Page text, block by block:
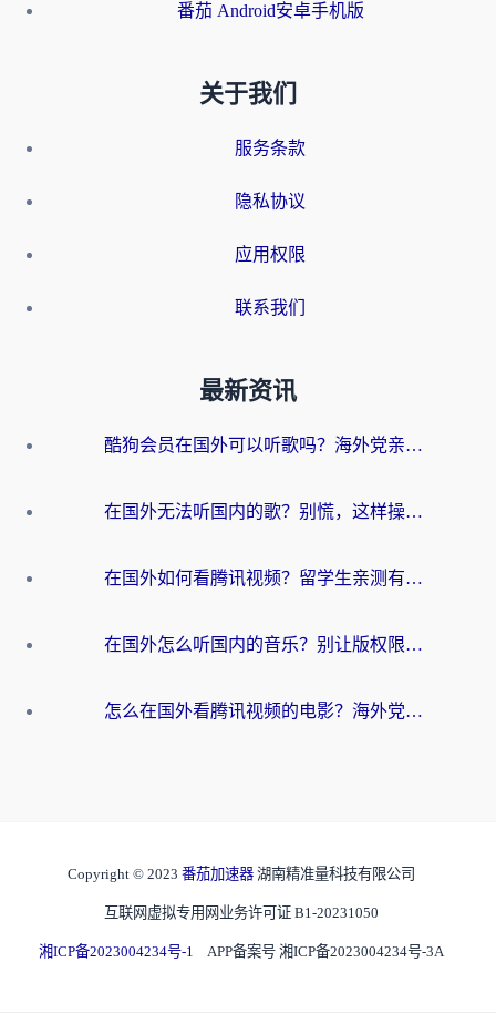
番茄 Android安卓手机版
关于我们
服务条款
隐私协议
应用权限
联系我们
最新资讯
酷狗会员在国外可以听歌吗？海外党亲测有效：3步解决音乐权限难题
在国外无法听国内的歌？别慌，这样操作就能畅听QQ音乐（附亲测加速器推荐）
在国外如何看腾讯视频？留学生亲测有效的回国加速方案
在国外怎么听国内的音乐？别让版权限制断了你的华语歌单
怎么在国外看腾讯视频的电影？海外党亲测有效的回国加速指南
Copyright © 2023 番茄加速器 湖南精准量科技有限公司
互联网虚拟专用网业务许可证 B1-20231050
湘ICP备2023004234号-1 APP备案号 湘ICP备2023004234号-3A